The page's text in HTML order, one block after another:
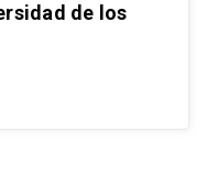
de los